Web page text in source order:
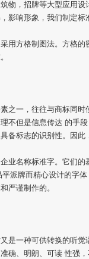
物，招牌等大型应用
影响形象，我们制定标
用方格制图法。方格
之一，往往与商标同
不但是信息传达 的手
备标志的识别性。因此
业名称标准字。它们
平派牌而精心设计的字
严谨制作的。
是一种可供转换的听
确、明朗、可读 性强